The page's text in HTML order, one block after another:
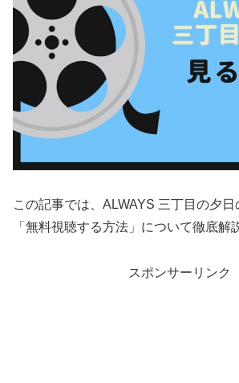
この記事では、ALWAYS 三丁目の夕日‎
「無料視聴する方法」について徹底解
スポンサーリンク